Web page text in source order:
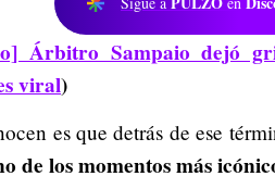
Árbitro Sampaio dejó
viral)
es que detrás de ese
de los momentos más